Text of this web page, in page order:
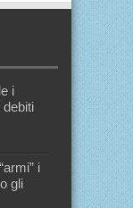
i
i
gli